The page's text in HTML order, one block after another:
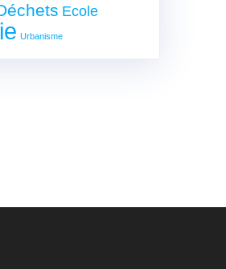
Ecole
Urbanisme